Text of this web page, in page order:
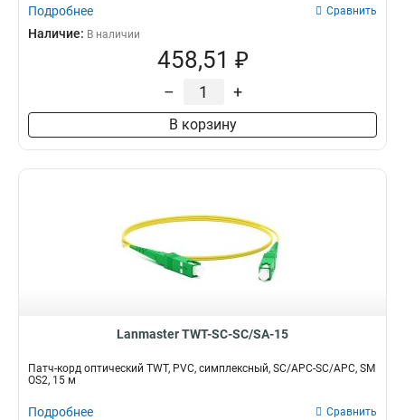
Подробнее Сравнить
Наличие: В наличии
458,51 ₽
– +
В корзину
Lanmaster TWT-SC-SC/SA-15
Патч-корд оптический TWT, PVC, симплексный, SC/APC-SC/APC, SM
OS2, 15 м
Подробнее Сравнить